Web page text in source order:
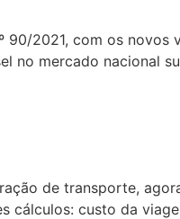
90/2021, com os novos
no mercado nacional
de transporte,
cálculos: custo da